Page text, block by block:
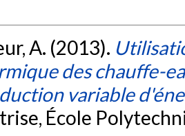
A. (2013).
des chauffe-
variable
École